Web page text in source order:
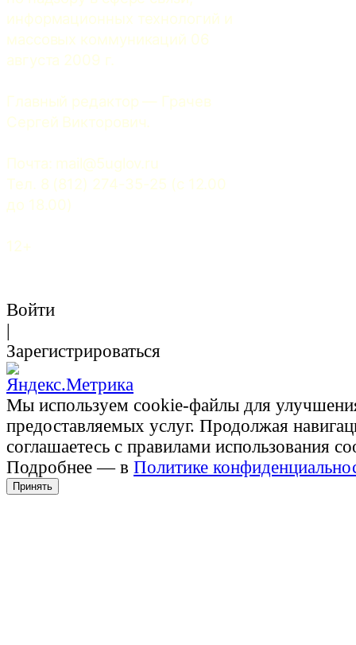
информационных технологий и
массовых коммуникаций 06
августа 2009 г.
Главный редактор — Грачев
Сергей Викторович.
Почта: mail@5uglov.ru
Тел. 8 (812) 274-35-25 (c 12.00
до 18.00)
12+
Войти
|
Зарегистрироваться
Мы используем cookie-файлы для
предоставляемых услуг. Продолжая
соглашаетесь с правилами использования
Подробнее — в Политике
Принять